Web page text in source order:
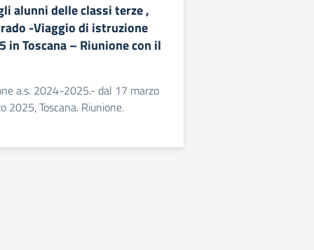
alunni delle classi terze ,
-Viaggio di istruzione
in Toscana – Riunione con il
a.s. 2024-2025.- dal 17 marzo
2025, Toscana. Riunione.